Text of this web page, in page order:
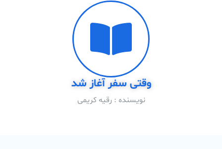
وقتی سفر آغاز شد
نویسنده : رقیه کریمی